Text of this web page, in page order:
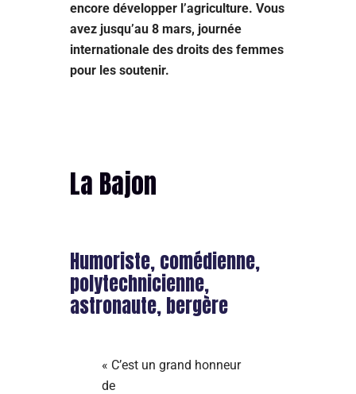
encore développer l’agriculture. Vous
avez jusqu’au 8 mars, journée
internationale des droits des femmes
pour les soutenir.
La Bajon
Humoriste, comédienne,
polytechnicienne,
astronaute, bergère
« C’est un grand honneur
de